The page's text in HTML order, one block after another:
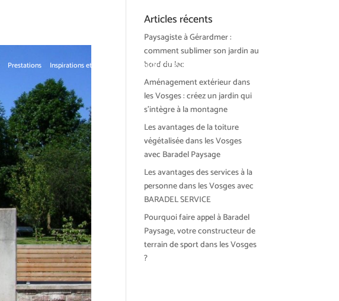
Prestations Inspirations et tendances BARADEL SERVICE
Articles récents
Paysagiste à Gérardmer :
comment sublimer son jardin au
bord du lac
Aménagement extérieur dans
les Vosges : créez un jardin qui
s’intègre à la montagne
Les avantages de la toiture
végétalisée dans les Vosges
avec Baradel Paysage
Les avantages des services à la
personne dans les Vosges avec
BARADEL SERVICE
Pourquoi faire appel à Baradel
Paysage, votre constructeur de
terrain de sport dans les Vosges
?